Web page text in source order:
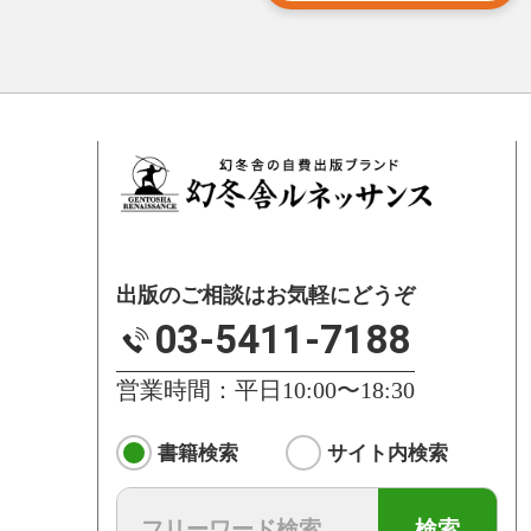
出版のご相談はお気軽にどうぞ
03-5411-7188
営業時間：平日10:00〜18:30
書籍検索 サイト内検索